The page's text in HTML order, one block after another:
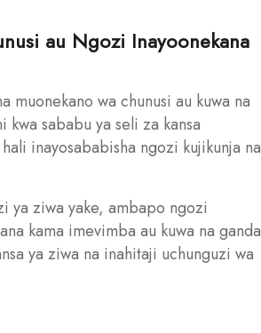
au Ngozi Inayoonekana
muonekano wa chunusi au kuwa na
kwa sababu ya seli za kansa
inayosababisha ngozi kujikunja na
ya ziwa yake, ambapo ngozi
kama imevimba au kuwa na ganda
ya ziwa na inahitaji uchunguzi wa